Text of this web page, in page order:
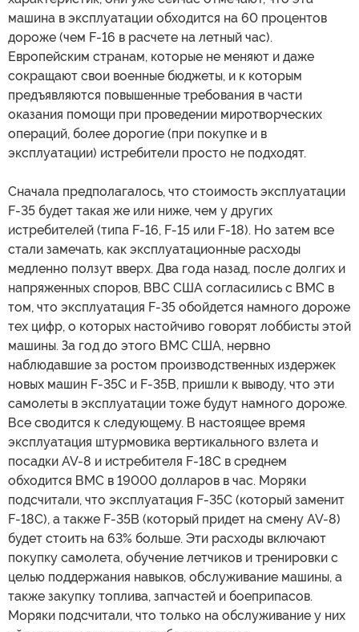
машина в эксплуатации обходится на 60 процентов
дороже (чем F-16 в расчете на летный час).
Европейским странам, которые не меняют и даже
сокращают свои военные бюджеты, и к которым
предъявляются повышенные требования в части
оказания помощи при проведении миротворческих
операций, более дорогие (при покупке и в
эксплуатации) истребители просто не подходят.
Сначала предполагалось, что стоимость эксплуатации
F-35 будет такая же или ниже, чем у других
истребителей (типа F-16, F-15 или F-18). Но затем все
стали замечать, как эксплуатационные расходы
медленно ползут вверх. Два года назад, после долгих и
напряженных споров, ВВС США согласились с ВМС в
том, что эксплуатация F-35 обойдется намного дороже
тех цифр, о которых настойчиво говорят лоббисты этой
машины. За год до этого ВМС США, нервно
наблюдавшие за ростом производственных издержек
новых машин F-35C и F-35B, пришли к выводу, что эти
самолеты в эксплуатации тоже будут намного дороже.
Все сводится к следующему. В настоящее время
эксплуатация штурмовика вертикального взлета и
посадки AV-8 и истребителя F-18C в среднем
обходится ВМС в 19000 долларов в час. Моряки
подсчитали, что эксплуатация F-35C (который заменит
F-18C), а также F-35B (который придет на смену AV-8)
будет стоить на 63% больше. Эти расходы включают
покупку самолета, обучение летчиков и тренировки с
целью поддержания навыков, обслуживание машины, а
также закупку топлива, запчастей и боеприпасов.
Моряки подсчитали, что только на обслуживание у них